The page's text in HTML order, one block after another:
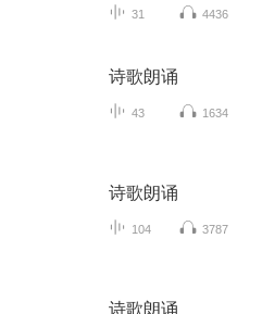
31 4436
诗歌朗诵
43 1634
诗歌朗诵
104 3787
诗歌朗诵